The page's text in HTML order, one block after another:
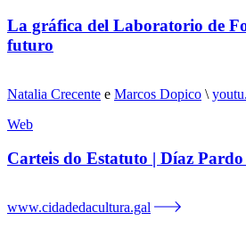
La gráfica del Laboratorio de
futuro
Natalia Crecente e Marcos Dopico
Web
Carteis do Estatuto | Díaz
www.cidadedacultura.gal